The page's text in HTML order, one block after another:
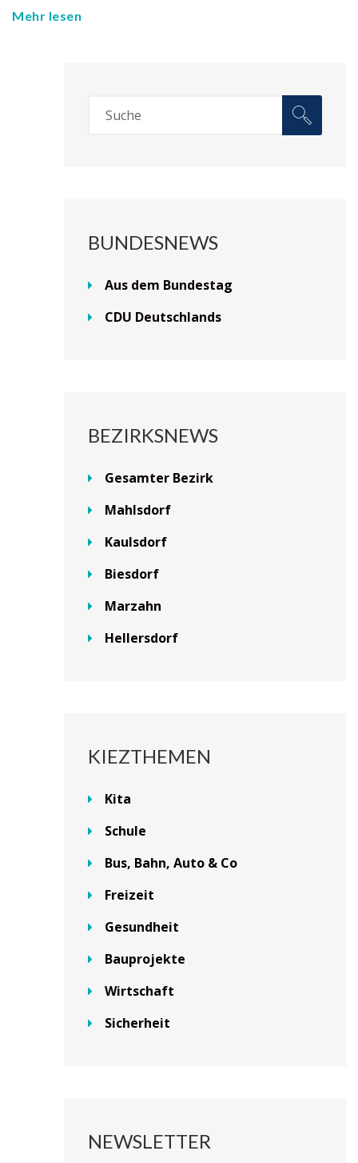
Mehr lesen
BUNDESNEWS
Aus dem Bundestag
CDU Deutschlands
BEZIRKSNEWS
Gesamter Bezirk
Mahlsdorf
Kaulsdorf
Biesdorf
Marzahn
Hellersdorf
KIEZTHEMEN
Kita
Schule
Bus, Bahn, Auto & Co
Freizeit
Gesundheit
Bauprojekte
Wirtschaft
Sicherheit
NEWSLETTER